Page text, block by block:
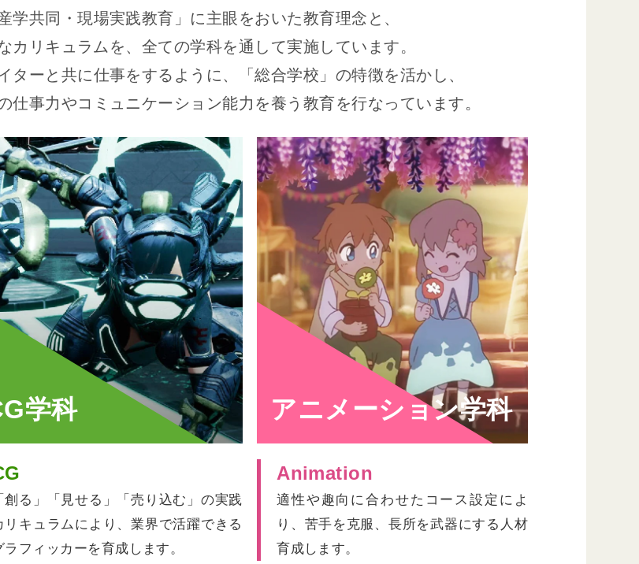
産学共同・現場実践教育」に主眼をおいた教育理念と、
カリキュラムを、 全ての学科を通して実施しています。
ターと共に仕事をするように、
「総合学校」の特徴を活かし、
仕事力やコミュニケーション能力を養う 教育を行なっています。
学科
創る」「見せる」「売り込む」の実践
リキュラムにより、業界で活躍できる
ラフィッカーを育成します。
アニメーション学科
Animation
適性や趣向に合わせたコース設定によ
り、苦手を克服、長所を武器にする人材
育成します。